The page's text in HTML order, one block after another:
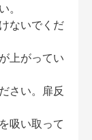
。
ないでくだ
上がってい
さい。扉反
吸い取って